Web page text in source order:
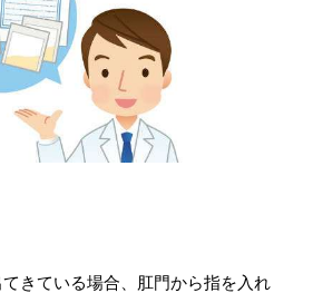
きている場合、肛門から指を入れ